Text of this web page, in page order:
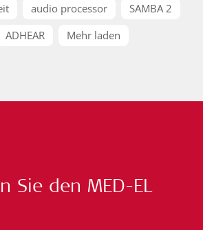
audio processor
SAMBA 2
ADHEAR Mehr laden
Sie den MED-EL